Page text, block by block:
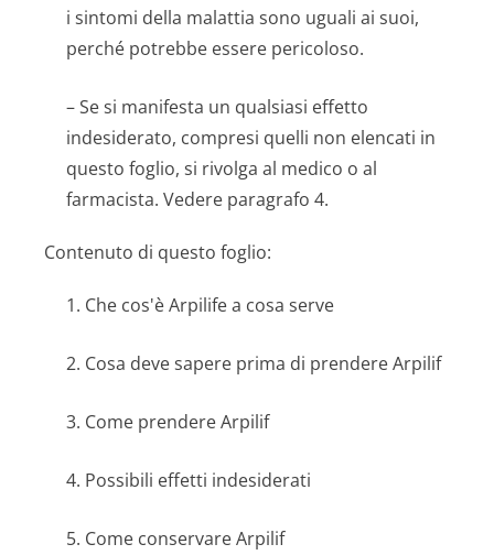
i sintomi della malattia sono uguali ai suoi,
perché potrebbe essere pericoloso.
– Se si manifesta un qualsiasi effetto
indesiderato, compresi quelli non elencati in
questo foglio, si rivolga al medico o al
farmacista. Vedere paragrafo 4.
Contenuto di questo foglio:
1. Che cos'è Arpilife a cosa serve
2. Cosa deve sapere prima di prendere Arpilif
3. Come prendere Arpilif
4. Possibili effetti indesiderati
5. Come conservare Arpilif